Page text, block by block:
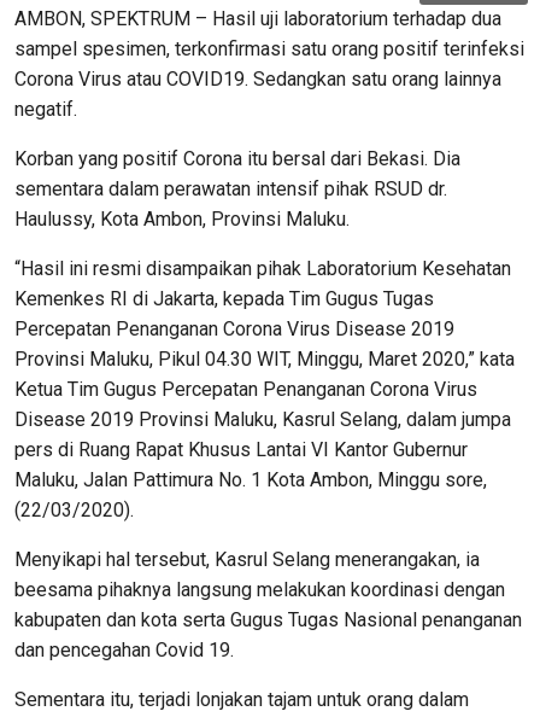
AMBON, SPEKTRUM – Hasil uji laboratorium terhadap dua
sampel spesimen, terkonfirmasi satu orang positif terinfeksi
Corona Virus atau COVID19. Sedangkan satu orang lainnya
negatif.
Korban yang positif Corona itu bersal dari Bekasi. Dia
sementara dalam perawatan intensif pihak RSUD dr.
Haulussy, Kota Ambon, Provinsi Maluku.
“Hasil ini resmi disampaikan pihak Laboratorium Kesehatan
Kemenkes RI di Jakarta, kepada Tim Gugus Tugas
Percepatan Penanganan Corona Virus Disease 2019
Provinsi Maluku, Pikul 04.30 WIT, Minggu, Maret 2020,” kata
Ketua Tim Gugus Percepatan Penanganan Corona Virus
Disease 2019 Provinsi Maluku, Kasrul Selang, dalam jumpa
pers di Ruang Rapat Khusus Lantai VI Kantor Gubernur
Maluku, Jalan Pattimura No. 1 Kota Ambon, Minggu sore,
(22/03/2020).
Menyikapi hal tersebut, Kasrul Selang menerangakan, ia
beesama pihaknya langsung melakukan koordinasi dengan
kabupaten dan kota serta Gugus Tugas Nasional penanganan
dan pencegahan Covid 19.
Sementara itu, terjadi lonjakan tajam untuk orang dalam